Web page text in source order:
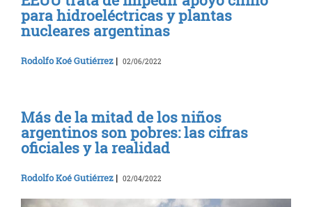
para hidroeléctricas y plantas
nucleares argentinas
Rodolfo Koé Gutiérrez | 02/06/2022
Más de la mitad de los niños
argentinos son pobres: las cifras
oficiales y la realidad
Rodolfo Koé Gutiérrez | 02/04/2022